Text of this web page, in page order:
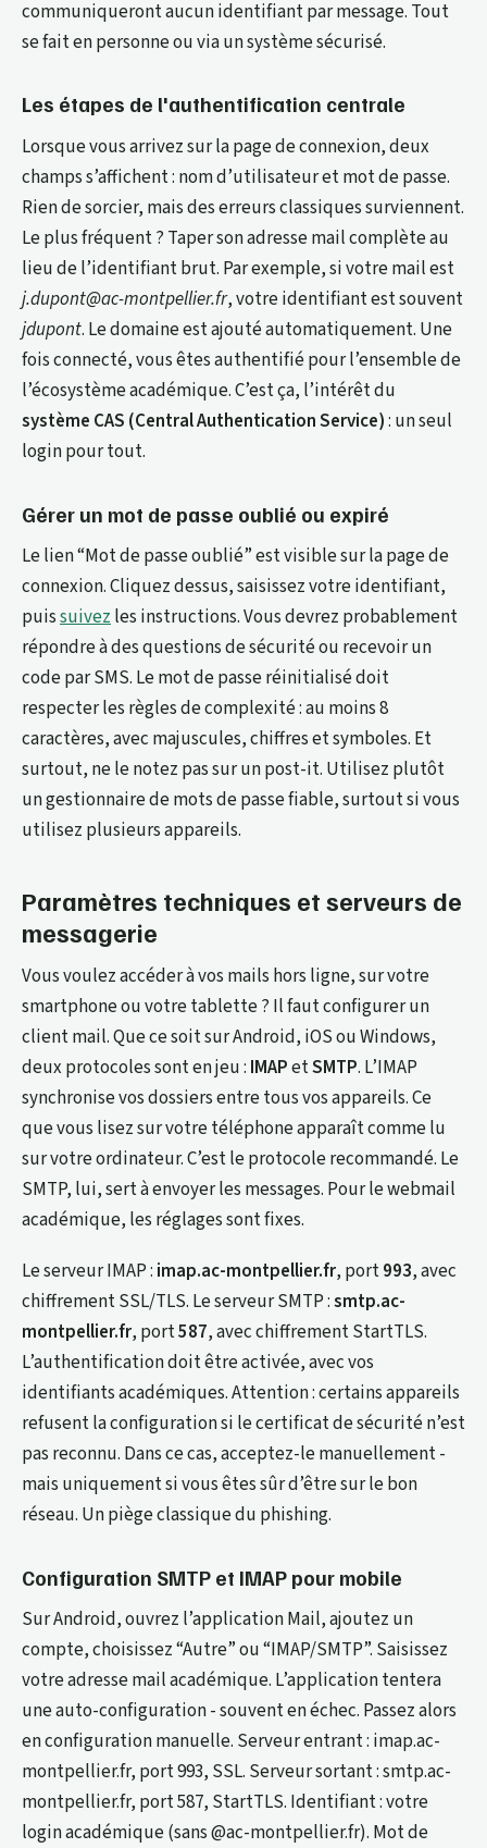
communiqueront aucun identifiant par message. Tout
se fait en personne ou via un système sécurisé.
Les étapes de l'authentification centrale
Lorsque vous arrivez sur la page de connexion, deux
champs s’affichent : nom d’utilisateur et mot de passe.
Rien de sorcier, mais des erreurs classiques surviennent.
Le plus fréquent ? Taper son adresse mail complète au
lieu de l’identifiant brut. Par exemple, si votre mail est
j.dupont@ac-montpellier.fr, votre identifiant est souvent
jdupont. Le domaine est ajouté automatiquement. Une
fois connecté, vous êtes authentifié pour l’ensemble de
l’écosystème académique. C’est ça, l’intérêt du
système CAS (Central Authentication Service): un seul
login pour tout.
Gérer un mot de passe oublié ou expiré
Le lien “Mot de passe oublié” est visible sur la page de
connexion. Cliquez dessus, saisissez votre identifiant,
puissuivezles instructions. Vous devrez probablement
répondre à des questions de sécurité ou recevoir un
code par SMS. Le mot de passe réinitialisé doit
respecter les règles de complexité : au moins 8
caractères, avec majuscules, chiffres et symboles. Et
surtout, ne le notez pas sur un post-it. Utilisez plutôt
un gestionnaire de mots de passe fiable, surtout si vous
utilisez plusieurs appareils.
Paramètres techniques et serveurs de
messagerie
Vous voulez accéder à vos mails hors ligne, sur votre
smartphone ou votre tablette ? Il faut configurer un
client mail. Que ce soit sur Android, iOS ou Windows,
deux protocoles sont en jeu : IMAPetSMTP. L’IMAP
synchronise vos dossiers entre tous vos appareils. Ce
que vous lisez sur votre téléphone apparaît comme lu
sur votre ordinateur. C’est le protocole recommandé. Le
SMTP, lui, sert à envoyer les messages. Pour le webmail
académique, les réglages sont fixes.
Le serveur IMAP : imap.ac-montpellier.fr, port993, avec
chiffrement SSL/TLS. Le serveur SMTP :smtp.ac-
montpellier.fr, port587, avec chiffrement StartTLS.
L’authentification doit être activée, avec vos
identifiants académiques. Attention : certains appareils
refusent la configuration si le certificat de sécurité n’est
pas reconnu. Dans ce cas, acceptez-le manuellement -
mais uniquement si vous êtes sûr d’être sur le bon
réseau. Un piège classique du phishing.
Configuration SMTP et IMAP pour mobile
Sur Android, ouvrez l’application Mail, ajoutez un
compte, choisissez “Autre” ou “IMAP/SMTP”. Saisissez
votre adresse mail académique. L’application tentera
une auto-configuration - souvent en échec. Passez alors
en configuration manuelle. Serveur entrant : imap.ac-
montpellier.fr, port 993, SSL. Serveur sortant : smtp.ac-
montpellier.fr, port 587, StartTLS. Identifiant : votre
login académique (sans @ac-montpellier.fr). Mot de